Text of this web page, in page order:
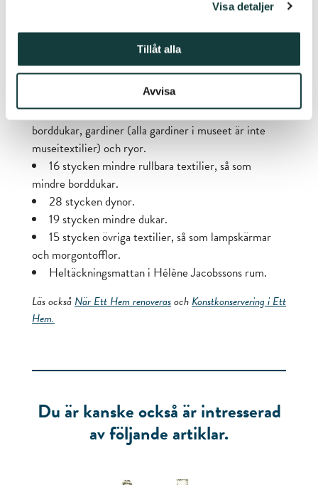
Visa detaljer
Tillåt alla
Avvisa
Projektarbetare Anne Hänninen rengör en av
Bild: Tupulatäkki Oy
Följande museitextilier i Ett Hem rengjordes av
57 stycken större rullbara textilier så som mattor,
borddukar, gardiner (alla gardiner i museet är inte
museitextilier) och ryor.
16 stycken mindre rullbara textilier, så som
mindre borddukar.
28 stycken dynor.
19 stycken mindre dukar.
15 stycken övriga textilier, så som lampskärmar
och morgontofflor.
Heltäckningsmattan i Hélène Jacobssons rum.
Läs ocksåNär Ett Hem renoverasochKonstkonservering i Ett
Hem.
Du är kanske också är intresserad
av följande artiklar.